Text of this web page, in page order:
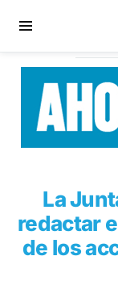
La
redactar
de los